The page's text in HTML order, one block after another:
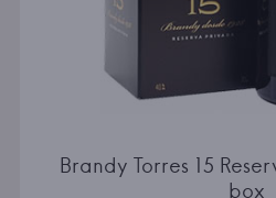
Brandy Torres 15
box